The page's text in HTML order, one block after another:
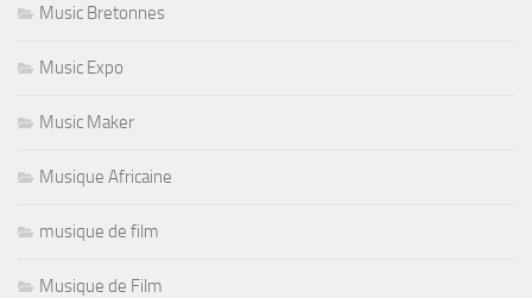
Music Bretonnes
Music Expo
Music Maker
Musique Africaine
musique de film
Musique de Film